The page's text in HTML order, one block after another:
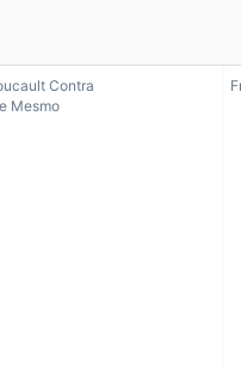
Contra
Mesmo